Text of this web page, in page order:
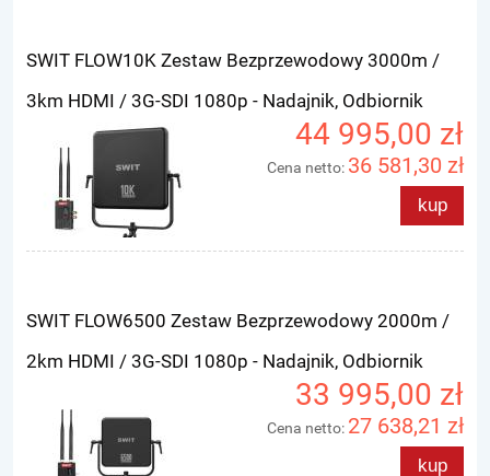
SWIT FLOW10K Zestaw Bezprzewodowy 3000m /
3km HDMI / 3G-SDI 1080p - Nadajnik, Odbiornik
44 995,00 zł
Cena netto: 36 581,30 zł
kup
SWIT FLOW6500 Zestaw Bezprzewodowy 2000m /
2km HDMI / 3G-SDI 1080p - Nadajnik, Odbiornik
33 995,00 zł
Cena netto: 27 638,21 zł
kup